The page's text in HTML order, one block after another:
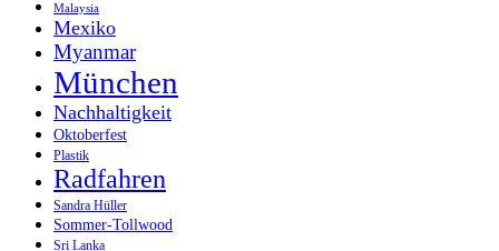
Malaysia
Mexiko
Myanmar
München
Nachhaltigkeit
Oktoberfest
Plastik
Radfahren
Sandra Hüller
Sommer-Tollwood
Sri Lanka